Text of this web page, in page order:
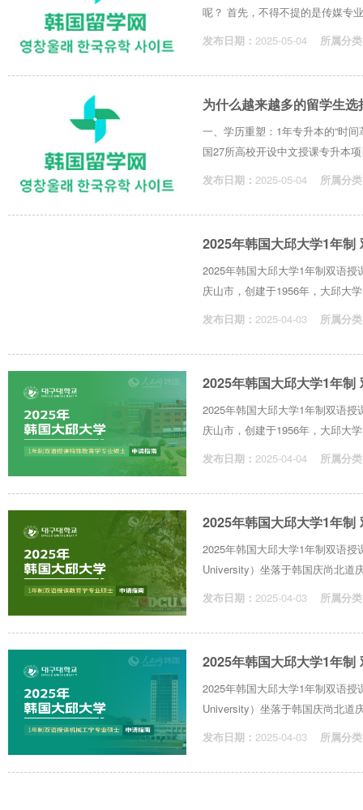
呢？ 首先，不得不提的是传媒专
发布日期： 2025-05-04 所属分
为什么越来越多的留学生
一、学历重塑：1年专升本的“时
国27所高校开设中文授课专升本
发布日期： 2025-05-04 所属分
2025年韩国大邱大学1年制
2025年韩国大邱大学1年制双语
庆山市，创建于1956年，大邱大
发布日期： 2025-04-03 所属分
2025年韩国大邱大学1年制
2025年韩国大邱大学1年制双语
庆山市，创建于1956年，大邱大
发布日期： 2025-04-04 所属分
2025年韩国大邱大学1年制
2025年韩国大邱大学1年制双语
University）坐落于韩国庆尚北道
发布日期： 2025-04-03 所属分
2025年韩国大邱大学1年制
2025年韩国大邱大学1年制双语
University）坐落于韩国庆尚北道
发布日期： 2025-04-03 所属分